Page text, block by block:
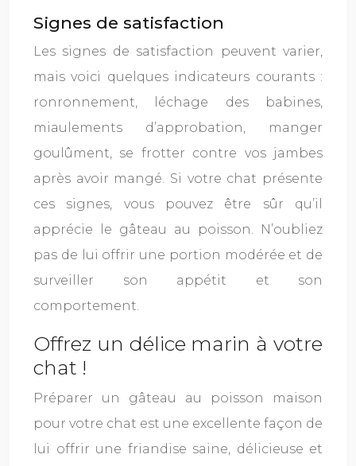
Signes de satisfaction
Les signes de satisfaction peuvent varier,
mais voici quelques indicateurs courants :
ronronnement, léchage des babines,
miaulements d’approbation, manger
goulûment, se frotter contre vos jambes
après avoir mangé. Si votre chat présente
ces signes, vous pouvez être sûr qu’il
apprécie le gâteau au poisson. N’oubliez
pas de lui offrir une portion modérée et de
surveiller son appétit et son
comportement.
Offrez un délice marin à votre
chat !
Préparer un gâteau au poisson maison
pour votre chat est une excellente façon de
lui offrir une friandise saine, délicieuse et